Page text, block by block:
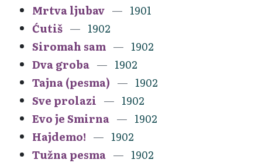
Mrtva ljubav
1901
Ćutiš
1902
Siromah sam
1902
Dva groba
1902
Tajna (pesma)
1902
Sve prolazi
1902
Evo je Smirna
1902
Hajdemo!
1902
Tužna pesma
1902